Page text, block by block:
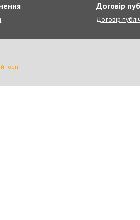
Договір
Договір